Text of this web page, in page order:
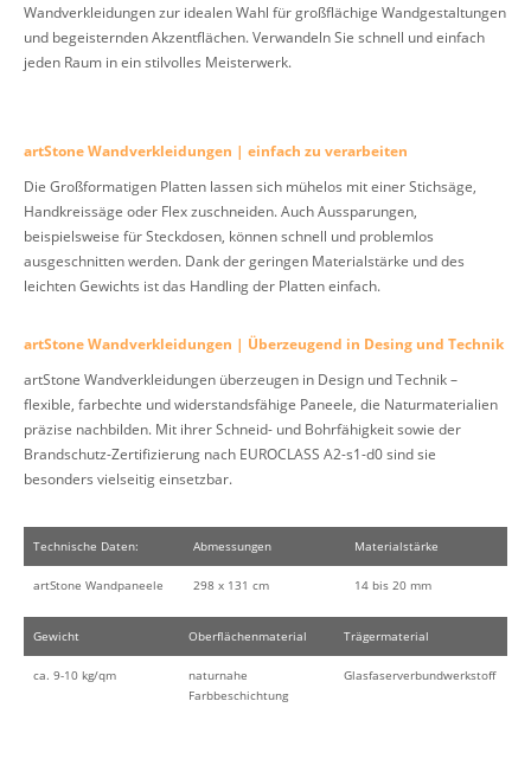
Wandverkleidungen zur idealen Wahl für großflächige Wandgestaltungen
und begeisternden Akzentflächen. Verwandeln Sie schnell und einfach
jeden Raum in ein stilvolles Meisterwerk.
artStone Wandverkleidungen | einfach zu verarbeiten
Die Großformatigen Platten lassen sich mühelos mit einer Stichsäge,
Handkreissäge oder Flex zuschneiden. Auch Aussparungen,
beispielsweise für Steckdosen, können schnell und problemlos
ausgeschnitten werden. Dank der geringen Materialstärke und des
leichten Gewichts ist das Handling der Platten einfach.
artStone Wandverkleidungen | Überzeugend in Desing und Technik
artStone Wandverkleidungen überzeugen in Design und Technik –
flexible, farbechte und widerstandsfähige Paneele, die Naturmaterialien
präzise nachbilden. Mit ihrer Schneid- und Bohrfähigkeit sowie der
Brandschutz-Zertifizierung nach EUROCLASS A2-s1-d0 sind sie
besonders vielseitig einsetzbar.
Technische Daten: Abmessungen Materialstärke
artStone Wandpaneele 298 x 131 cm 14 bis 20 mm
Gewicht Oberflächenmaterial Trägermaterial
ca. 9-10 kg/qm
naturnahe
Farbbeschichtung
Glasfaserverbundwerkstoff